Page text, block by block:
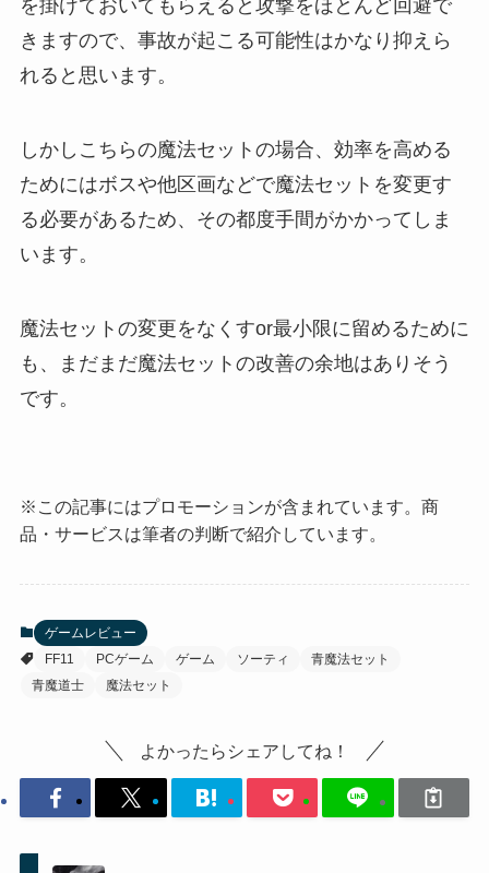
を掛けておいてもらえると攻撃をほとんど回避で
きますので、事故が起こる可能性はかなり抑えら
れると思います。
しかしこちらの魔法セットの場合、効率を高める
ためにはボスや他区画などで魔法セットを変更す
る必要があるため、その都度手間がかかってしま
います。
魔法セットの変更をなくすor最小限に留めるために
も、まだまだ魔法セットの改善の余地はありそう
です。
※この記事にはプロモーションが含まれています。商
品・サービスは筆者の判断で紹介しています。
ゲームレビュー
FF11
PCゲーム ゲーム ソーティ
青魔法セット
青魔道士
魔法セット
よかったらシェアしてね！